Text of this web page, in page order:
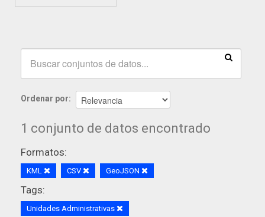
Ordenar por
1 conjunto de datos encontrado
Formatos:
KML CSV GeoJSON
Tags:
Unidades Administrativas